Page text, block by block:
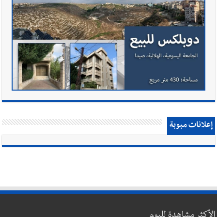
إعلانات مبوبة